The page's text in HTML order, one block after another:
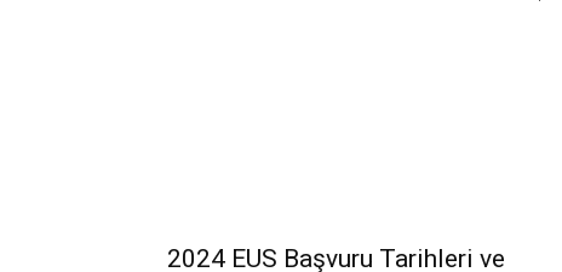
2024 EUS Başvuru Tarihleri ve